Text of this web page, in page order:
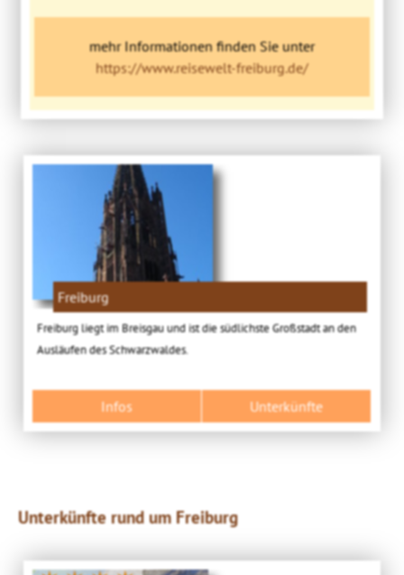
mehr Informationen finden Sie unter
https://www.reisewelt-freiburg.de/
Freiburg
Freiburg liegt im Breisgau und ist die südlichste Großstadt an den
Ausläufen des Schwarzwaldes.
Infos Unterkünfte
Unterkünfte rund um Freiburg